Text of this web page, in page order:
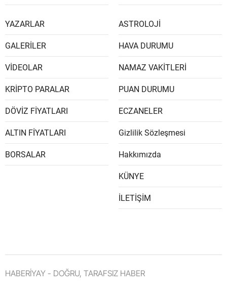
YAZARLAR
GALERİLER
VİDEOLAR
KRİPTO PARALAR
DÖVİZ FİYATLARI
ALTIN FİYATLARI
BORSALAR
ASTROLOJİ
HAVA DURUMU
NAMAZ VAKİTLERİ
PUAN DURUMU
ECZANELER
Gizlilik Sözleşmesi
Hakkımızda
KÜNYE
İLETİŞİM
HABERİYAY - DOĞRU, TARAFSIZ HABER